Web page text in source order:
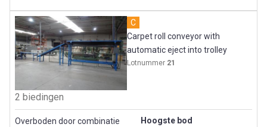
C
Carpet roll conveyor with
automatic eject into trolley
Lotnummer 21
2 biedingen
Overboden door combinatie Hoogste bod